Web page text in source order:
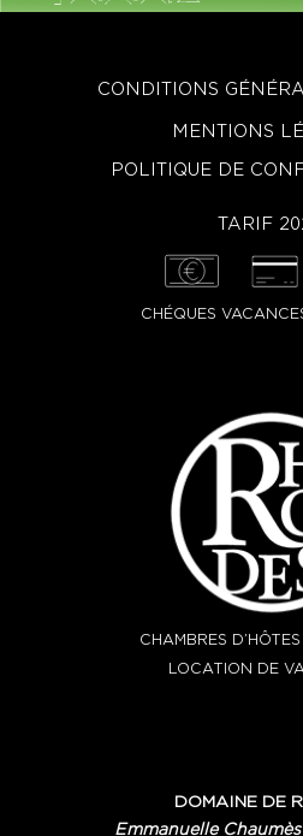
CONDITIONS
MENTIONS
POLITIQUE DE
TARIF
CHÉQUES
CHAMBRES
LOCATION DE
DOMAINE DE
Emmanuelle